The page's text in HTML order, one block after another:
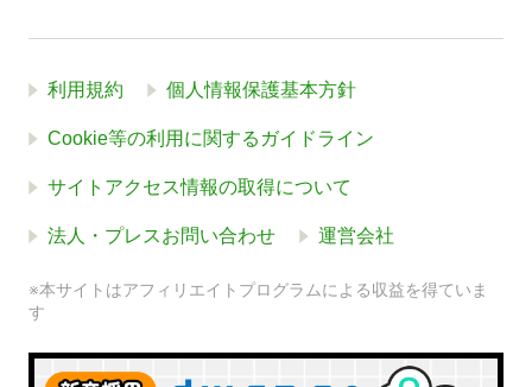
利用規約 個人情報保護基本方針
Cookie等の利用に関するガイドライン
サイトアクセス情報の取得について
法人・プレスお問い合わせ 運営会社
※本サイトはアフィリエイトプログラムによる収益を得ていま
す